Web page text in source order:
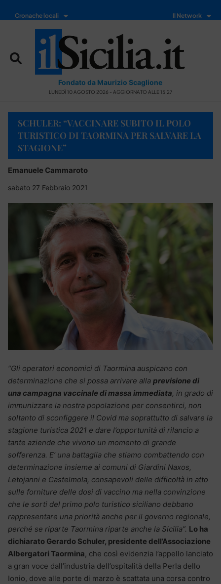
Cronache locali Il Network
Fondato da Maurizio Scaglione
LUNEDÌ 10 AGOSTO 2026 - AGGIORNATO ALLE 15:27
SCHULER: “VACCINARE SUBITO IL POLO
TURISTICO DI TAORMINA PER SALVARE LA
STAGIONE”
Emanuele Cammaroto
sabato 27 Febbraio 2021
“Gli operatori economici di Taormina auspicano con
determinazione che si possa arrivare alla previsione di
una campagna vaccinale di massa immediata, in grado di
immunizzare la nostra popolazione per consentirci, non
soltanto di sconfiggere il Covid ma soprattutto di salvare la
stagione turistica 2021 e dare l’opportunità di rilancio a
tante aziende che vivono un momento di grande
sofferenza. E’ una battaglia che stiamo combattendo con
determinazione insieme ai comuni di Giardini Naxos,
Letojanni e Castelmola, consapevoli delle difficoltà in atto
sulle forniture delle dosi di vaccino ma nella convinzione
che le sorti del primo polo turistico siciliano debbano
rappresentare una priorità anche per il governo regionale,
perché se riparte Taormina riparte anche la Sicilia”. Lo ha
dichiarato Gerardo Schuler, presidente dell’Associazione
Albergatori Taormina, che così evidenzia l’appello lanciato
a gran voce dall’industria dell’ospitalità della Perla dello
Ionio, dove alle porte di marzo è scattata una corsa contro